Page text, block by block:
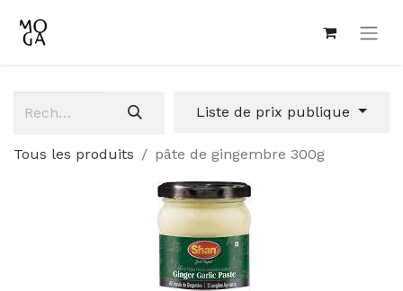
Liste de prix publique
Tous les produits pâte de gingembre 300g